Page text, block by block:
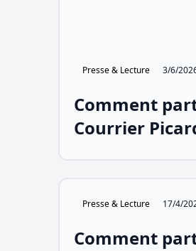
Presse & Lecture 3/6/
Comment
Courrier
Presse & Lecture 17/4/
Comment